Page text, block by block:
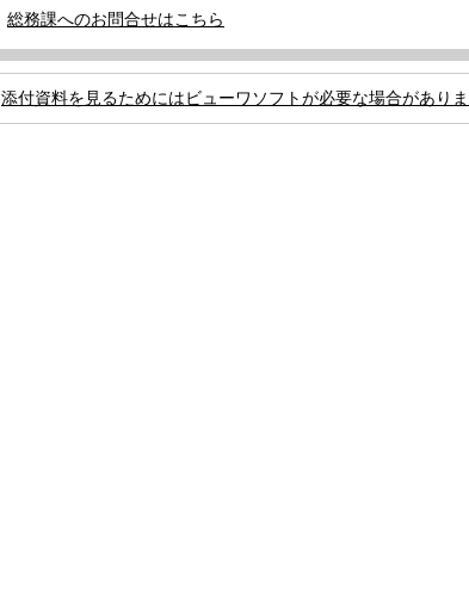
総務課へのお問合せはこちら
添付資料を見るためにはビューワソフトが必要な場合があり